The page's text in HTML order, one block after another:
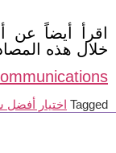
اقرأ أيضاً عن
خلال هذه
Tagged اختيار أفضل